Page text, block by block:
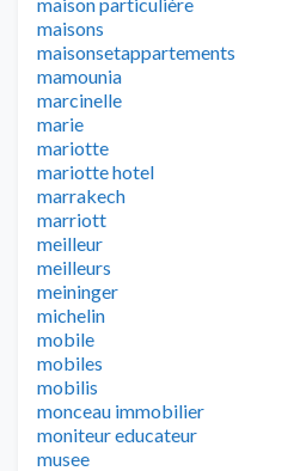
maisons
maisonsetappartements
mamounia
marcinelle
marie
mariotte
mariotte hotel
marrakech
marriott
meilleur
meilleurs
meininger
michelin
mobile
mobiles
mobilis
monceau immobilier
moniteur educateur
musee